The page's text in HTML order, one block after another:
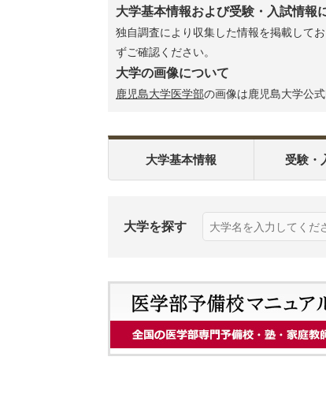
大学基本情報および受験・入試情報
独自調査により収集した情報を掲載して
ずご確認ください。
大学の画像について
鹿児島大学医学部の画像は鹿児島大学公
大学基本情報 受験・
大学を探す